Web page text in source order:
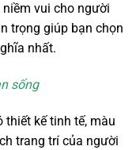
vui cho người
trọng giúp bạn chọn
nhất.
sống
thiết kế tinh tế, màu
trang trí của người